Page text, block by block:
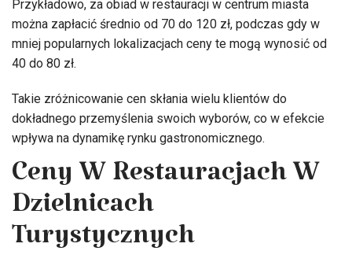
Przykładowo, za obiad w restauracji w centrum miasta
można zapłacić średnio od 70 do 120 zł, podczas gdy w
mniej popularnych lokalizacjach ceny te mogą wynosić od
40 do 80 zł.
Takie zróżnicowanie cen skłania wielu klientów do
dokładnego przemyślenia swoich wyborów, co w efekcie
wpływa na dynamikę rynku gastronomicznego.
Ceny W Restauracjach W
Dzielnicach
Turystycznych